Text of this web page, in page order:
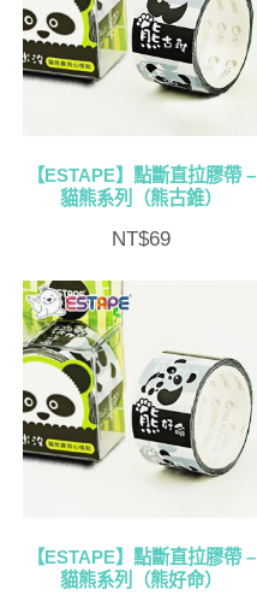
【ESTAPE】點斷直拉膠帶 –
貓熊系列（熊古錐）
NT$69
【ESTAPE】點斷直拉膠帶 –
貓熊系列（熊好命）